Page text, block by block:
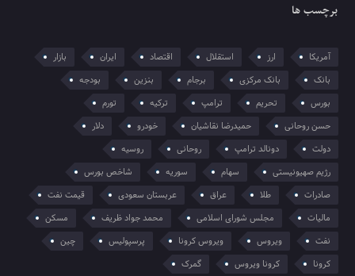
برچسب ها
آمریکا ارز استقلال اقتصاد ایران
بازار
بانک
بانک مرکزی برجام بنزین
بودجه
بورس
تحریم ترامپ ترکیه
تورم
حسن روحانی
حمیدرضا نقاشیان خودرو
دلار
دولت
دونالد ترامپ روحانی
روسیه
رژیم صهیونیستی
سهام سوریه
شاخص بورس
صادرات
طلا عراق عربستان سعودی
قیمت نفت
مالیات
مجلس شورای اسلامی محمد جواد ظریف
مسکن
نفت
ویروس ویروس کرونا پرسپولیس
چین
کرونا
کرونا ویروس گمرک